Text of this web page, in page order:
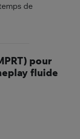
de
pour
fluide